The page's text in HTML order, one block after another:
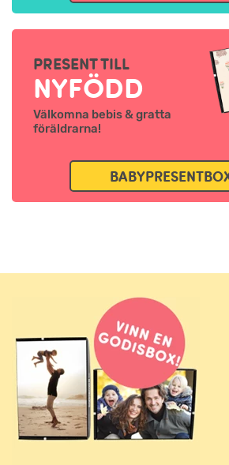
PRESENT TILL
NYFÖDD
Välkomna bebis & gratta
föräldrarna!